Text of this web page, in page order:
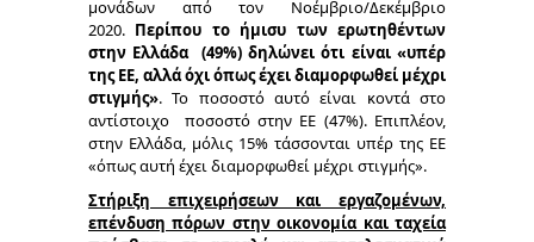
μονάδων από τον Νοέμβριο/Δεκέμβριο
2020. Περίπου το ήμισυ των ερωτηθέντων
στην Ελλάδα (49%) δηλώνει ότι είναι «υπέρ
της ΕΕ, αλλά όχι όπως έχει διαμορφωθεί μέχρι
στιγμής». Το ποσοστό αυτό είναι κοντά στο
αντίστοιχο ποσοστό στην ΕΕ (47%). Επιπλέον,
στην Ελλάδα, μόλις 15% τάσσονται υπέρ της ΕΕ
«όπως αυτή έχει διαμορφωθεί μέχρι στιγμής».
Στήριξη επιχειρήσεων και εργαζομένων,
επένδυση πόρων στην οικονομία και ταχεία